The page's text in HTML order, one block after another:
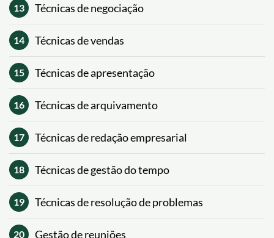
13 Técnicas de negociação
14 Técnicas de vendas
15 Técnicas de apresentação
16 Técnicas de arquivamento
17 Técnicas de redação empresarial
18 Técnicas de gestão do tempo
19 Técnicas de resolução de problemas
20 Gestão de reuniões